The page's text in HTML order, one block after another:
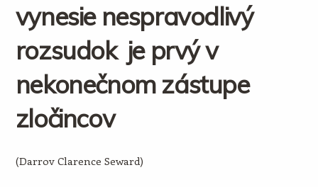
vynesie nespravodlivý
rozsudok je prvý v
nekonečnom zástupe
zločincov
(Darrov Clarence Seward)